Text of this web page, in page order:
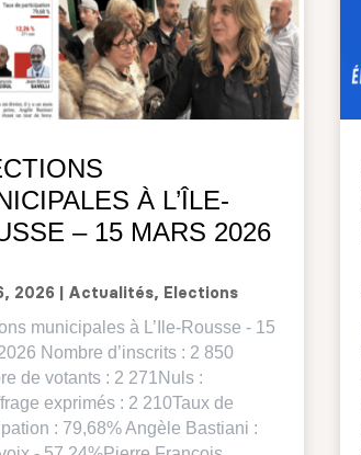
À L’ÎLE-
– 15 MARS 2026
2026 Actualités, Elections
municipales à L’Ile-Rousse - 15
Nombre d’inscrits : 2 850
de votants : 2 271Nuls :
exprimés : 2 210Taux de
: 79,68% Angèle Bastiani :